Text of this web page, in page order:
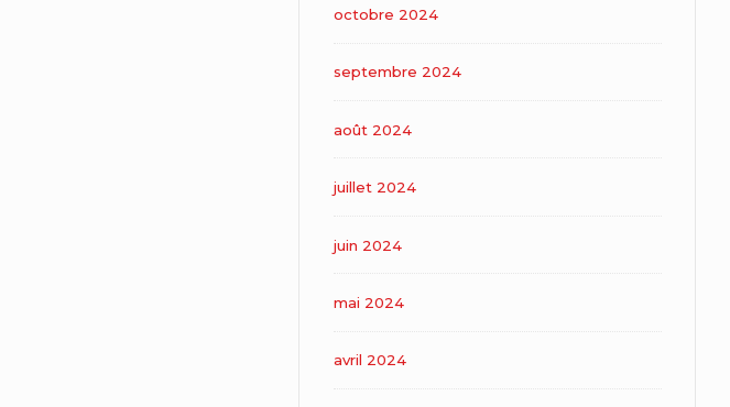
octobre 2024
septembre 2024
août 2024
juillet 2024
juin 2024
mai 2024
avril 2024